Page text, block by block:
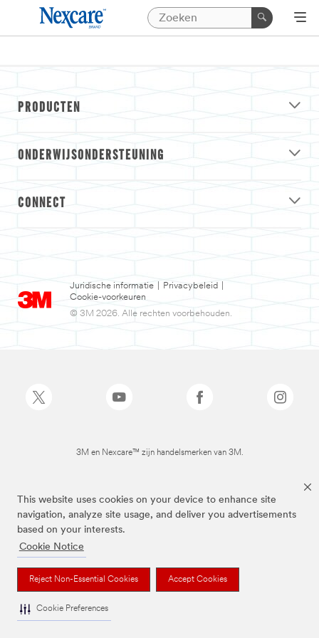
This website uses cookies on your device to enhance site
navigation, analyze site usage, and deliver you advertisements
based on your interests.
Cookie Notice
Reject Non-Essential Cookies Accept Cookies
Cookie Preferences
PRODUCTEN
ONDERWIJSONDERSTEUNING
CONNECT
Juridische informatie Privacybeleid
Cookie-voorkeuren
© 3M 2026. Alle rechten voorbehouden.
3M en Nexcare™ zijn handelsmerken van 3M.